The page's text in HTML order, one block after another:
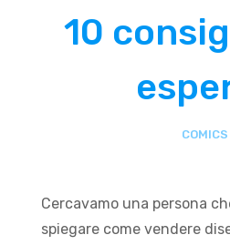
10
COMICS
Cercavamo una persona
spiegare come vendere